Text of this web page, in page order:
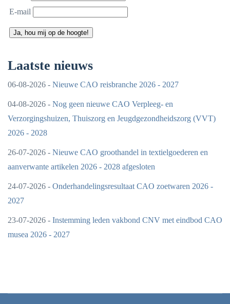
E-mail
Ja, hou mij op de hoogte!
Laatste nieuws
06-08-2026 - Nieuwe CAO reisbranche 2026 - 2027
04-08-2026 - Nog geen nieuwe CAO Verpleeg- en
Verzorgingshuizen, Thuiszorg en Jeugdgezondheidszorg (VVT)
2026 - 2028
26-07-2026 - Nieuwe CAO groothandel in textielgoederen en
aanverwante artikelen 2026 - 2028 afgesloten
24-07-2026 - Onderhandelingsresultaat CAO zoetwaren 2026 -
2027
23-07-2026 - Instemming leden vakbond CNV met eindbod CAO
musea 2026 - 2027